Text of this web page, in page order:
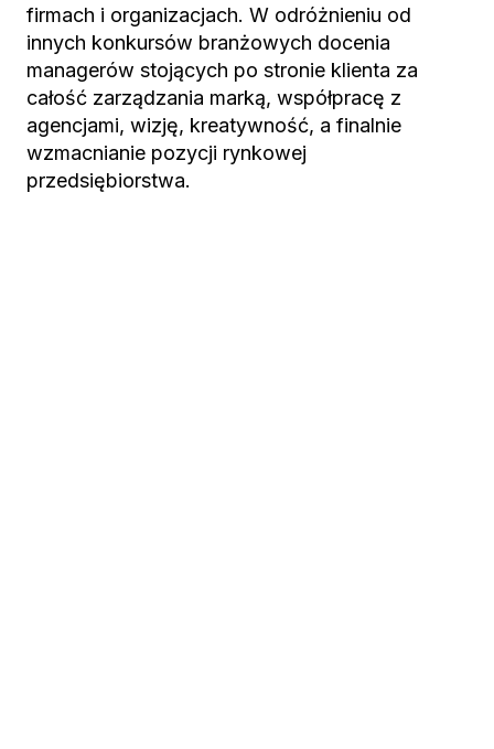
firmach i organizacjach. W odróżnieniu od
innych konkursów branżowych docenia
managerów stojących po stronie klienta za
całość zarządzania marką, współpracę z
agencjami, wizję, kreatywność, a finalnie
wzmacnianie pozycji rynkowej
przedsiębiorstwa.